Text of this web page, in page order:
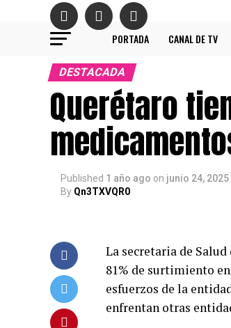
PORTADA CANAL DE TV
DESTACADA
Querétaro
Published 1 año ago on junio 24, 2025
By Qn3TXVQR0
La secretaria de
81% de surtimiento
esfuerzos de la
enfrentan otras